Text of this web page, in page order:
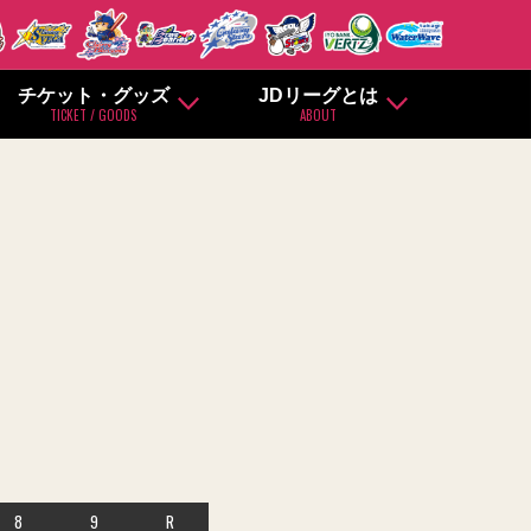
チケット・グッズ
TICKET / GOODS
JDリーグとは
ABOUT
8 9 R